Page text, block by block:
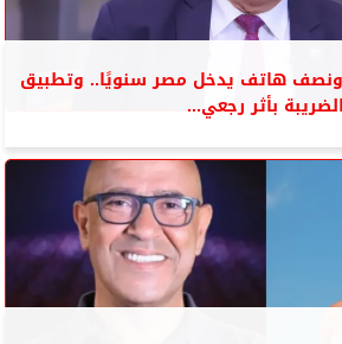
هاتف يدخل مصر سنويًا.. وتطبيق
الضريبة بأثر رجعي...